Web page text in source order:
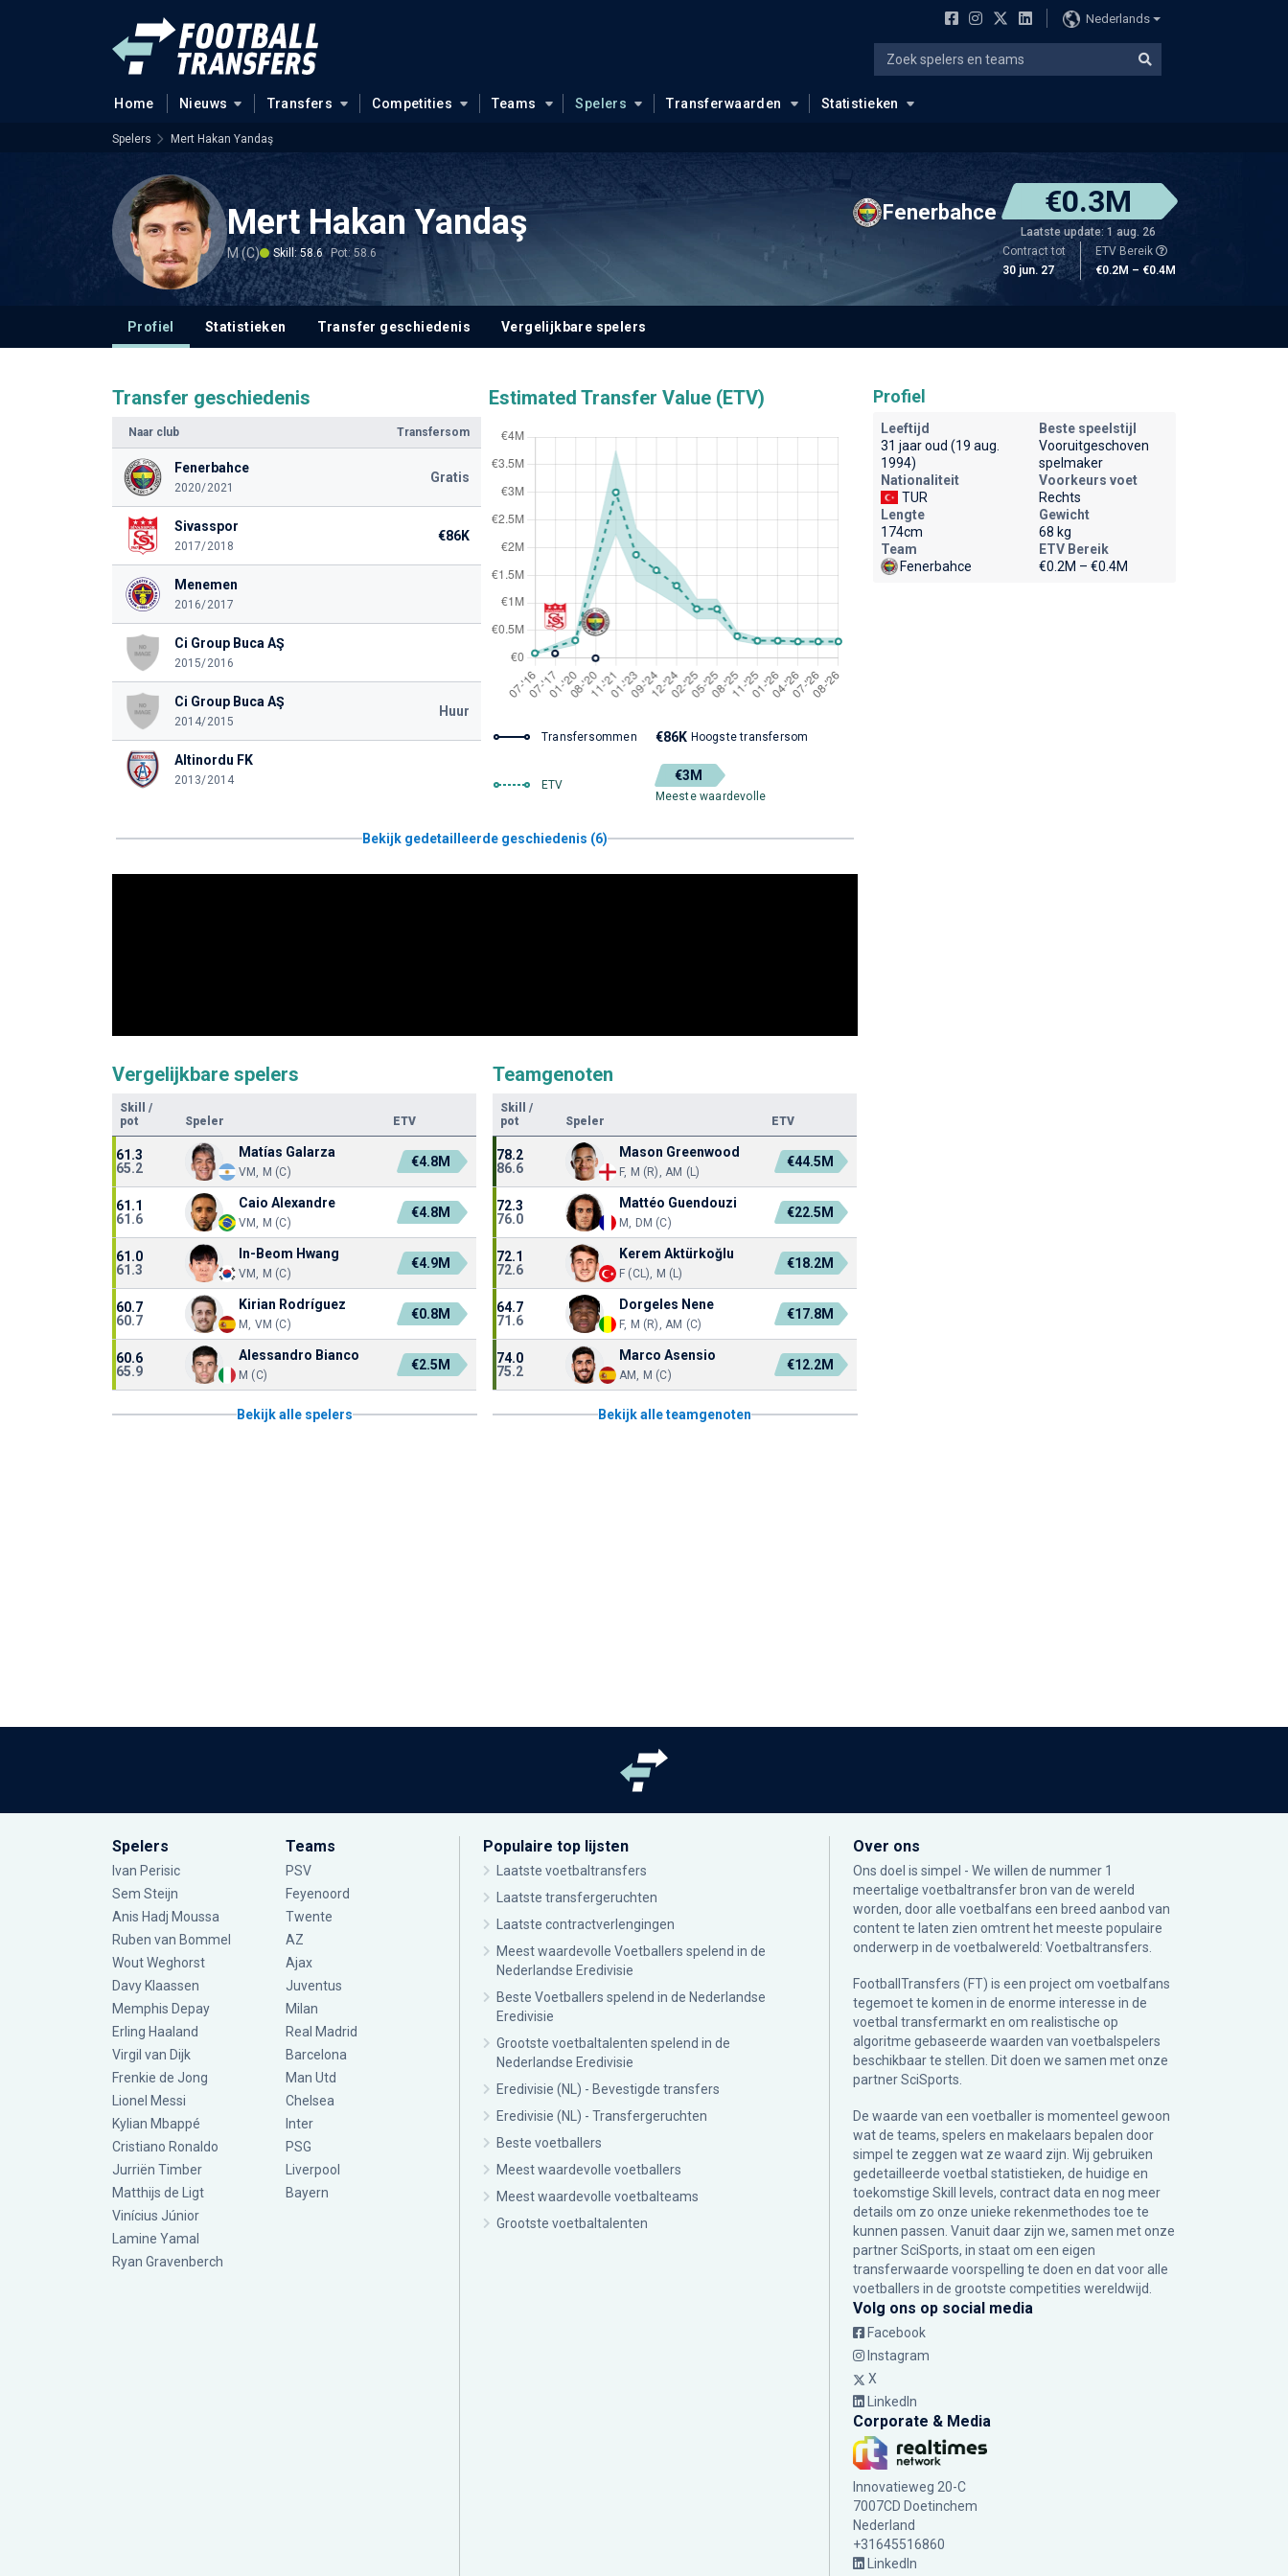
Nederlands
Home Nieuws Transfers Competities Teams Spelers Transferwaarden Statistieken
Spelers Mert Hakan Yandaş
Mert Hakan Yandaş
M (C) Skill: 58.6 Pot: 58.6
Fenerbahce €0.3M
Laatste update: 1 aug. 26
Contract tot
30 jun. 27
ETV Bereik
€0.2M – €0.4M
Profiel Statistieken Transfer geschiedenis Vergelijkbare spelers
Transfer geschiedenis
Naar club Transfersom
Fenerbahce
2020/2021
Gratis
Sivasspor
2017/2018
€86K
Menemen
2016/2017
Ci Group Buca AŞ
2015/2016
Ci Group Buca AŞ
2014/2015
Huur
Altinordu FK
2013/2014
Estimated Transfer Value (ETV)
Transfersommen €86K Hoogste transfersom
ETV
€3M
Meeste waardevolle
Bekijk gedetailleerde geschiedenis (6)
Vergelijkbare spelers
Skill
/
pot
Speler ETV
61.3
65.2
Matías Galarza
VM, M (C)
€4.8M
61.1
61.6
Caio Alexandre
VM, M (C)
€4.8M
61.0
61.3
In-Beom Hwang
VM, M (C)
€4.9M
60.7
60.7
Kirian Rodríguez
M, VM (C)
€0.8M
60.6
65.9
Alessandro Bianco
M (C)
€2.5M
Bekijk alle spelers
Teamgenoten
Skill
/
pot
Speler ETV
78.2
86.6
Mason Greenwood
F, M (R), AM (L)
€44.5M
72.3
76.0
Mattéo Guendouzi
M, DM (C)
€22.5M
72.1
72.6
Kerem Aktürkoğlu
F (CL), M (L)
€18.2M
64.7
71.6
Dorgeles Nene
F, M (R), AM (C)
€17.8M
74.0
75.2
Marco Asensio
AM, M (C)
€12.2M
Bekijk alle teamgenoten
Profiel
Leeftijd
31 jaar oud (19 aug.
1994)
Beste speelstijl
Vooruitgeschoven
spelmaker
Nationaliteit
TUR
Voorkeurs voet
Rechts
Lengte
174cm
Gewicht
68 kg
Team
Fenerbahce
ETV Bereik
€0.2M – €0.4M
Spelers
Ivan Perisic
Sem Steijn
Anis Hadj Moussa
Ruben van Bommel
Wout Weghorst
Davy Klaassen
Memphis Depay
Erling Haaland
Virgil van Dijk
Frenkie de Jong
Lionel Messi
Kylian Mbappé
Cristiano Ronaldo
Jurriën Timber
Matthijs de Ligt
Vinícius Júnior
Lamine Yamal
Ryan Gravenberch
Teams
PSV
Feyenoord
Twente
AZ
Ajax
Juventus
Milan
Real Madrid
Barcelona
Man Utd
Chelsea
Inter
PSG
Liverpool
Bayern
Populaire top lijsten
Laatste voetbaltransfers
Laatste transfergeruchten
Laatste contractverlengingen
Meest waardevolle Voetballers spelend in de
Nederlandse Eredivisie
Beste Voetballers spelend in de Nederlandse
Eredivisie
Grootste voetbaltalenten spelend in de
Nederlandse Eredivisie
Eredivisie (NL) - Bevestigde transfers
Eredivisie (NL) - Transfergeruchten
Beste voetballers
Meest waardevolle voetballers
Meest waardevolle voetbalteams
Grootste voetbaltalenten
Over ons
Ons doel is simpel - We willen de nummer 1
meertalige voetbaltransfer bron van de wereld
worden, door alle voetbalfans een breed aanbod van
content te laten zien omtrent het meeste populaire
onderwerp in de voetbalwereld: Voetbaltransfers.
FootballTransfers (FT) is een project om voetbalfans
tegemoet te komen in de enorme interesse in de
voetbal transfermarkt en om realistische op
algoritme gebaseerde waarden van voetbalspelers
beschikbaar te stellen. Dit doen we samen met onze
partnerSciSports
De waarde van een voetballer is momenteel gewoon
wat de teams, spelers en makelaars bepalen door
simpel te zeggen wat ze waard zijn. Wij gebruiken
gedetailleerde voetbal statistieken, de huidige en
toekomstige Skill levels, contract data en nog meer
details om zo onze unieke rekenmethodes toe te
kunnen passen. Vanuit daar zijn we, samen met onze
partner SciSports, in staat om een eigen
transferwaarde voorspelling te doen en dat voor alle
voetballers in de grootste competities wereldwijd.
Volg ons op social media
Facebook
Instagram
X
LinkedIn
Corporate & Media
Innovatieweg 20-C
7007CD Doetinchem
Nederland
+31645516860
LinkedIn